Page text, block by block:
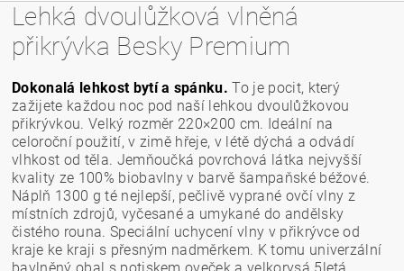
Lehká dvoulůžková vlněná
přikrývka Besky Premium
Dokonalá lehkost bytí a spánku. To je pocit, který
zažijete každou noc pod naší lehkou dvoulůžkovou
přikrývkou. Velký rozměr 220×200 cm. Ideální na
celoroční použití, v zimě hřeje, v létě dýchá a odvádí
vlhkost od těla. Jemňoučká povrchová látka nejvyšší
kvality ze 100% biobavlny v barvě šampaňské béžové.
Náplň 1300 g té nejlepší, pečlivě vyprané ovčí vlny z
místních zdrojů, vyčesané a umykané do andělsky
čistého rouna. Speciální uchycení vlny v přikrývce od
kraje ke kraji s přesným nadměrkem. K tomu univerzální